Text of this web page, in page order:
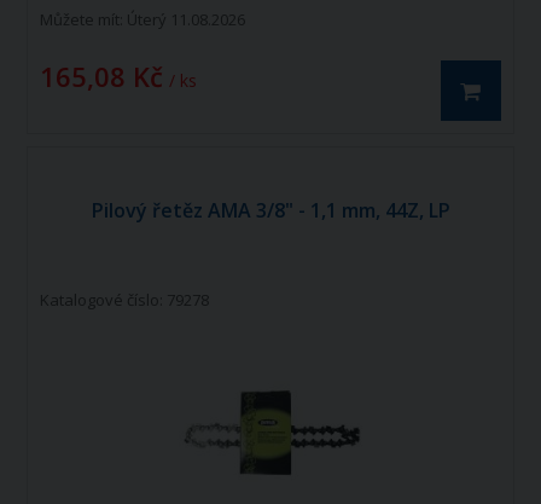
Můžete mít: Úterý 11.08.2026
165,08 Kč / ks
Pilový řetěz AMA 3/8" - 1,1 mm, 44Z, LP
Katalogové číslo: 79278